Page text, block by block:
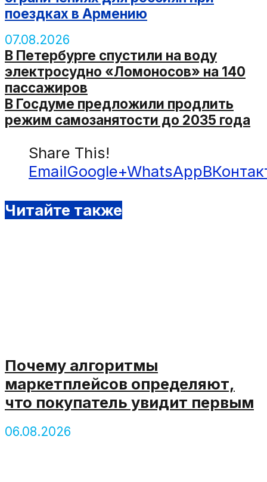
поездках в Армению
07.08.2026
В Петербурге спустили на воду
электросудно «Ломоносов» на 140
пассажиров
В Госдуме предложили продлить
режим самозанятости до 2035 года
Share This!
EmailGoogle+WhatsApp
Читайте также
Почему алгоритмы
маркетплейсов определяют,
что покупатель увидит первым
06.08.2026